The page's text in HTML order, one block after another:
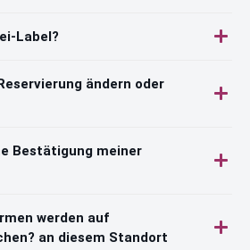
Label?
ändern oder
Bestätigung meiner
werden auf
an diesem Standort